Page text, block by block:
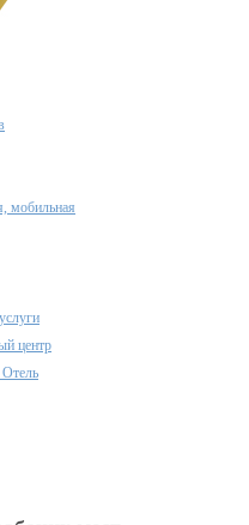
мобильная
центр
Отель